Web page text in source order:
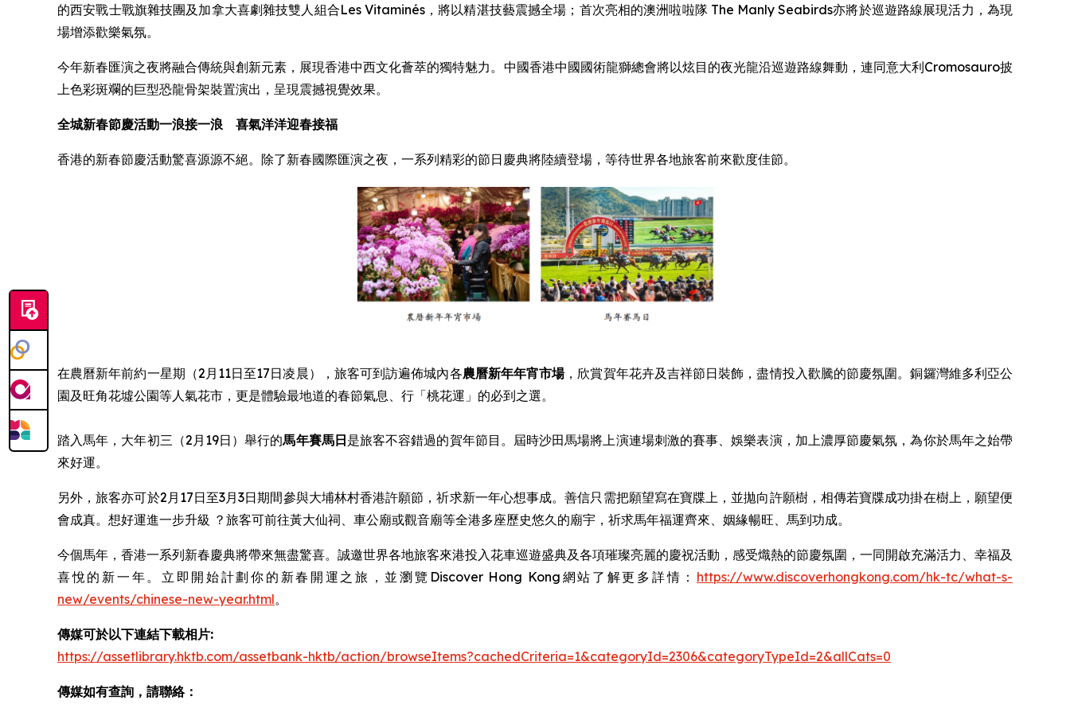
的西安戰士戰旗雜技團及加拿大喜劇雜技雙人組合Les Vitaminés，將以精湛技藝震撼全場；首次亮相的澳洲啦啦隊 The Manly Seabirds亦將於巡遊路線展現活力，為現
場增添歡樂氣氛。
今年新春匯演之夜將融合傳統與創新元素，展現香港中西文化薈萃的獨特魅力。中國香港中國國術龍獅總會將以炫目的夜光龍沿巡遊路線舞動，連同意大利Cromosauro披
上色彩斑斕的巨型恐龍骨架裝置演出，呈現震撼視覺效果。
全城新春節慶活動一浪接一浪 喜氣洋洋迎春接福
香港的新春節慶活動驚喜源源不絕。除了新春國際匯演之夜，一系列精彩的節日慶典將陸續登場，等待世界各地旅客前來歡度佳節。
在農曆新年前約一星期（2月11日至17日凌晨），旅客可到訪遍佈城內各農曆新年年宵市場，欣賞賀年花卉及吉祥節日裝飾，盡情投入歡騰的節慶氛圍。銅鑼灣維多利亞公
園及旺角花墟公園等人氣花市，更是體驗最地道的春節氣息、行「桃花運」的必到之選。
踏入馬年，大年初三（2月19日）舉行的馬年賽馬日是旅客不容錯過的賀年節目。屆時沙田馬場將上演連場刺激的賽事、娛樂表演，加上濃厚節慶氣氛，為你於馬年之始帶
來好運。
另外，旅客亦可於2月17日至3月3日期間參與大埔林村香港許願節，祈求新一年心想事成。善信只需把願望寫在寶牒上，並拋向許願樹，相傳若寶牒成功掛在樹上，願望便
會成真。想好運進一步升級 ？旅客可前往黃大仙祠、車公廟或觀音廟等全港多座歷史悠久的廟宇，祈求馬年福運齊來、姻緣暢旺、馬到功成。
今個馬年，香港一系列新春慶典將帶來無盡驚喜。誠邀世界各地旅客來港投入花車巡遊盛典及各項璀璨亮麗的慶祝活動，感受熾熱的節慶氛圍，一同開啟充滿活力、幸福及
喜悅的新一年。立即開始計劃你的新春開運之旅，並瀏覽Discover Hong Kong網站了解更多詳情： https://www.discoverhongkong.com/hk-tc/what-s-
new/events/chinese-new-year.html。
傳媒可於以下連結下載相片:
https://assetlibrary.hktb.com/assetbank-hktb/action/browseItems?cachedCriteria=1&categoryId=2306&categoryTypeId=2&allCats=0
傳媒如有查詢，請聯絡：